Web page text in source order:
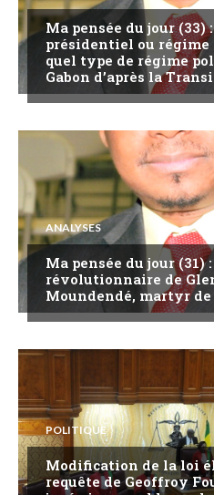
Ma pensée du jour (33)
présidentiel ou régime
quel type de régime
Gabon d’après la
ANALYSES
Ma pensée du jour (31)
révolutionnaire de
Moundendé, martyr
POLITIQUE
Modification de la loi
requête de Geoffroy